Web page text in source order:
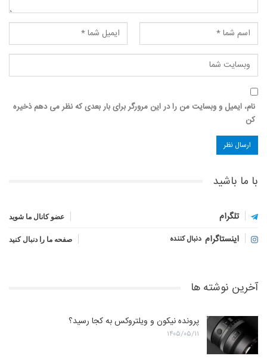
نام، ایمیل و وبسایت من را در این مرورگر برای بار بعدی که نظر می دهم ذخیره
کن
با ما باشید
تلگرام عضو کانال ما شوید
اینستاگرام دنبال کننده صفحه ما را دنبال کنید
آخرین نوشته ها
پرونده نیکون و ویلتروکس به کجا رسید؟
۱۴۰۵/۰۵/۱۱